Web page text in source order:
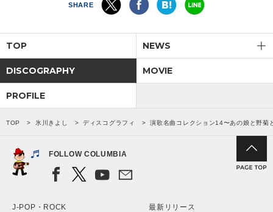
SHARE
TOP NEWS
DISCOGRAPHY MOVIE
PROFILE
TOP 氷川きよし ディスコグラフィ 演歌名曲コレクション14〜あの娘と野菊
FOLLOW COLUMBIA
J-POP・ROCK
最新リリース